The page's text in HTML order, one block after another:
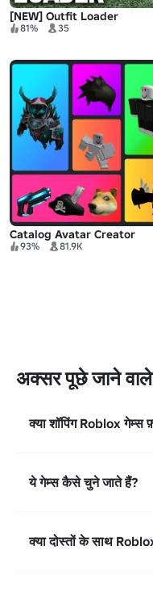
[NEW] Outfit Loader
81% 35
Catalog Avatar Creator
93% 81.9K
अक्सर पूछे जाने
क्या शॉपिंग Roblox गेम्स
ये गेम्स कैसे चुने जाते हैं?
क्या दोस्तों के साथ